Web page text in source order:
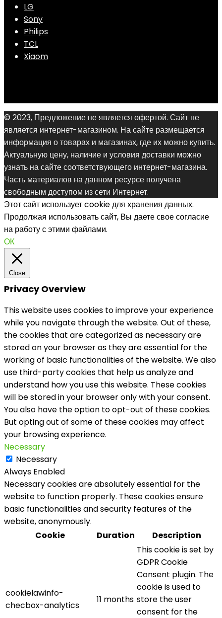
LG
Sony
Philips
TCL
Xiaom
© 2023, Предложение не является офертой. Сайт не
является интернет-магазином. На сайте размещается
информация о товарах и магазинах, где их можно купить.
Актуальную цену, наличие и условия доставки можно
узнать на сайте соответствующего интернет-магазина.
Часть материалов на данном ресурсе получена
свободным доступом из сети Интернет.
Этот сайт использует cookie для хранения данных.
Продолжая использовать сайт, Вы даете свое согласие
на работу с этими файлами.
ОК
Close
Privacy Overview
This website uses cookies to improve your experience
while you navigate through the website. Out of these,
the cookies that are categorized as necessary are
stored on your browser as they are essential for the
working of basic functionalities of the website. We also
use third-party cookies that help us analyze and
understand how you use this website. These cookies
will be stored in your browser only with your consent.
You also have the option to opt-out of these cookies.
But opting out of some of these cookies may affect
your browsing experience.
Necessary
Necessary
Always Enabled
Necessary cookies are absolutely essential for the
website to function properly. These cookies ensure
basic functionalities and security features of the
website, anonymously.
Cookie
Duration Description
cookielawinfo-
checbox-analytics
11 months
This cookie is set by
GDPR Cookie
Consent plugin. The
cookie is used to
store the user
consent for the